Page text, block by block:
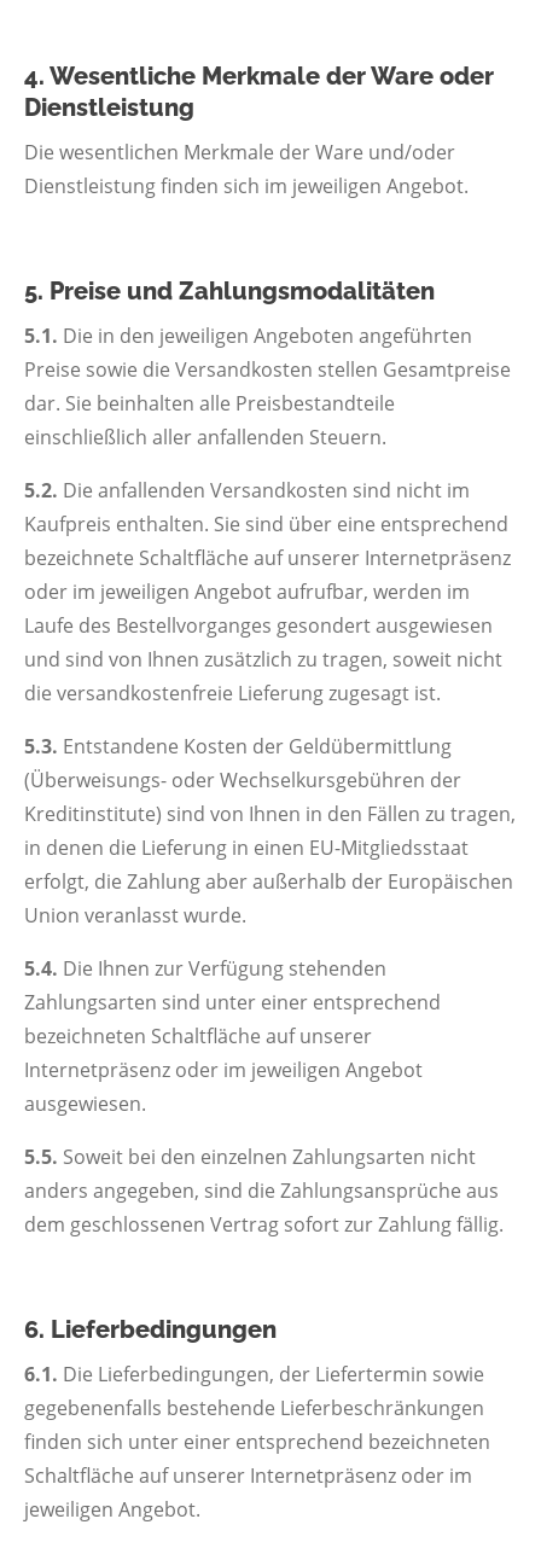
4. Wesentliche Merkmale der Ware oder
Dienstleistung
Die wesentlichen Merkmale der Ware und/oder
Dienstleistung finden sich im jeweiligen Angebot.
5. Preise und Zahlungsmodalitäten
5.1. Die in den jeweiligen Angeboten angeführten
Preise sowie die Versandkosten stellen Gesamtpreise
dar. Sie beinhalten alle Preisbestandteile
einschließlich aller anfallenden Steuern.
5.2. Die anfallenden Versandkosten sind nicht im
Kaufpreis enthalten. Sie sind über eine entsprechend
bezeichnete Schaltfläche auf unserer Internetpräsenz
oder im jeweiligen Angebot aufrufbar, werden im
Laufe des Bestellvorganges gesondert ausgewiesen
und sind von Ihnen zusätzlich zu tragen, soweit nicht
die versandkostenfreie Lieferung zugesagt ist.
5.3. Entstandene Kosten der Geldübermittlung
(Überweisungs- oder Wechselkursgebühren der
Kreditinstitute) sind von Ihnen in den Fällen zu tragen,
in denen die Lieferung in einen EU-Mitgliedsstaat
erfolgt, die Zahlung aber außerhalb der Europäischen
Union veranlasst wurde.
5.4. Die Ihnen zur Verfügung stehenden
Zahlungsarten sind unter einer entsprechend
bezeichneten Schaltfläche auf unserer
Internetpräsenz oder im jeweiligen Angebot
ausgewiesen.
5.5. Soweit bei den einzelnen Zahlungsarten nicht
anders angegeben, sind die Zahlungsansprüche aus
dem geschlossenen Vertrag sofort zur Zahlung fällig.
6. Lieferbedingungen
6.1. Die Lieferbedingungen, der Liefertermin sowie
gegebenenfalls bestehende Lieferbeschränkungen
finden sich unter einer entsprechend bezeichneten
Schaltfläche auf unserer Internetpräsenz oder im
jeweiligen Angebot.